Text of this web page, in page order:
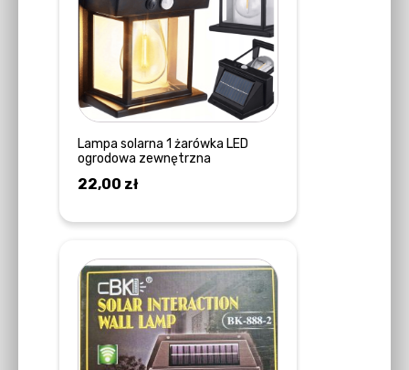
Lampa solarna 1 żarówka LED
ogrodowa zewnętrzna
22,00 zł